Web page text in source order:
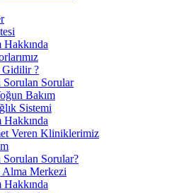
Gidilir ?
Sorulan Sorular
Bakım
Sistemi
Veren Kliniklerimiz
Sorulan Sorular?
Alma Merkezi